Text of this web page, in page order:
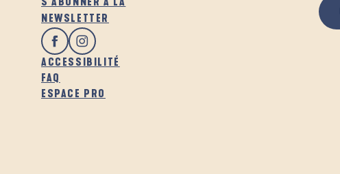
NEWSLETTER
ACCESSIBILITÉ
FAQ
ESPACE PRO